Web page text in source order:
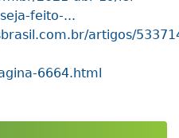
feito-...
artigos/
6664.html